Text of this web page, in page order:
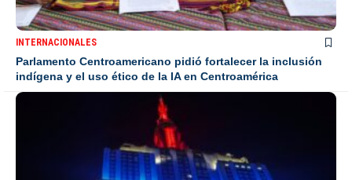
INTERNACIONALES
Parlamento Centroamericano pidió fortalecer la inclusión
indígena y el uso ético de la IA en Centroamérica